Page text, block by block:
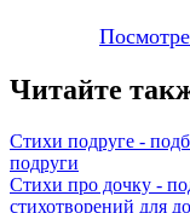
Читайте
Стихи подруге -
подруги
Стихи про дочку -
стихотворений для